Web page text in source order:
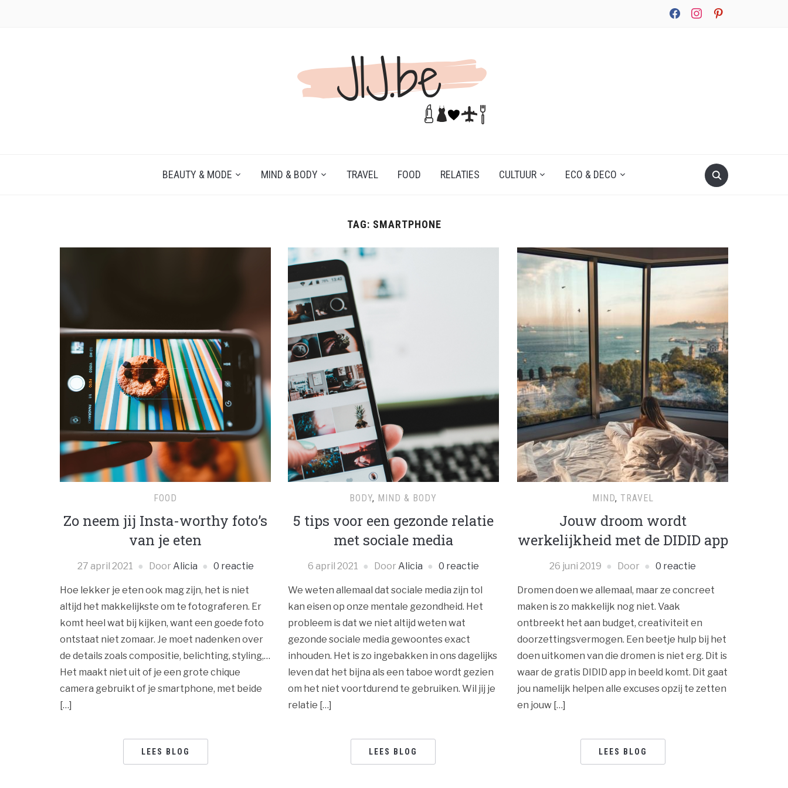
facebookinstagrampinterest
BEAUTY & MODE MIND & BODY TRAVEL FOOD RELATIES CULTUUR ECO & DECO
TAG: SMARTPHONE
FOOD
Zo neem jij Insta-worthy foto’s
van je eten
27 april 2021 Door Alicia 0 reactie
Hoe lekker je eten ook mag zijn, het is niet
altijd het makkelijkste om te fotograferen. Er
komt heel wat bij kijken, want een goede foto
ontstaat niet zomaar. Je moet nadenken over
de details zoals compositie, belichting, styling,…
Het maakt niet uit of je een grote chique
camera gebruikt of je smartphone, met beide
[…]
LEES BLOG
BODY, MIND & BODY
5 tips voor een gezonde relatie
met sociale media
6 april 2021 Door Alicia 0 reactie
We weten allemaal dat sociale media zijn tol
kan eisen op onze mentale gezondheid. Het
probleem is dat we niet altijd weten wat
gezonde sociale media gewoontes exact
inhouden. Het is zo ingebakken in ons dagelijks
leven dat het bijna als een taboe wordt gezien
om het niet voortdurend te gebruiken. Wil jij je
relatie […]
LEES BLOG
MIND, TRAVEL
Jouw droom wordt
werkelijkheid met de DIDID app
26 juni 2019 Door 0 reactie
Dromen doen we allemaal, maar ze concreet
maken is zo makkelijk nog niet. Vaak
ontbreekt het aan budget, creativiteit en
doorzettingsvermogen. Een beetje hulp bij het
doen uitkomen van die dromen is niet erg. Dit is
waar de gratis DIDID app in beeld komt. Dit gaat
jou namelijk helpen alle excuses opzij te zetten
en jouw […]
LEES BLOG